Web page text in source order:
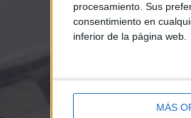
procesamiento. Sus
consentimiento en
inferior de la página web.
MÁS